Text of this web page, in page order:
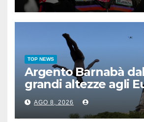
TOP NEWS
Argento Barnabà
grandi altezze agli
bis azzurro dopo
AGO 8, 2026